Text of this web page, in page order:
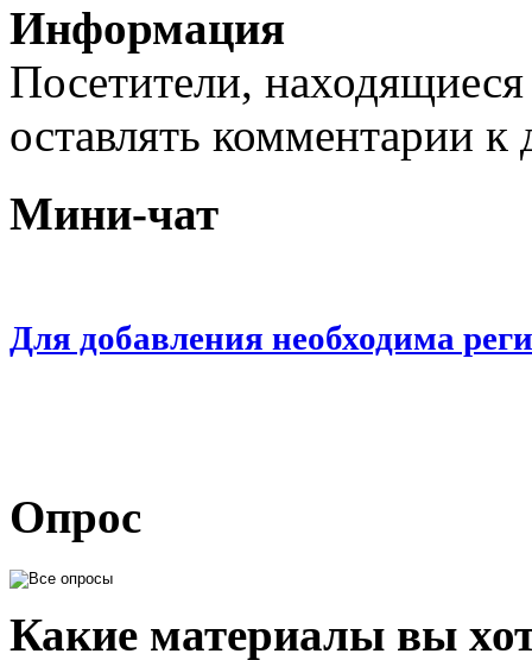
Информация
Посетители,
оставлять комментарии
Мини-чат
Для добавления необходима
Опрос
Какие материалы вы